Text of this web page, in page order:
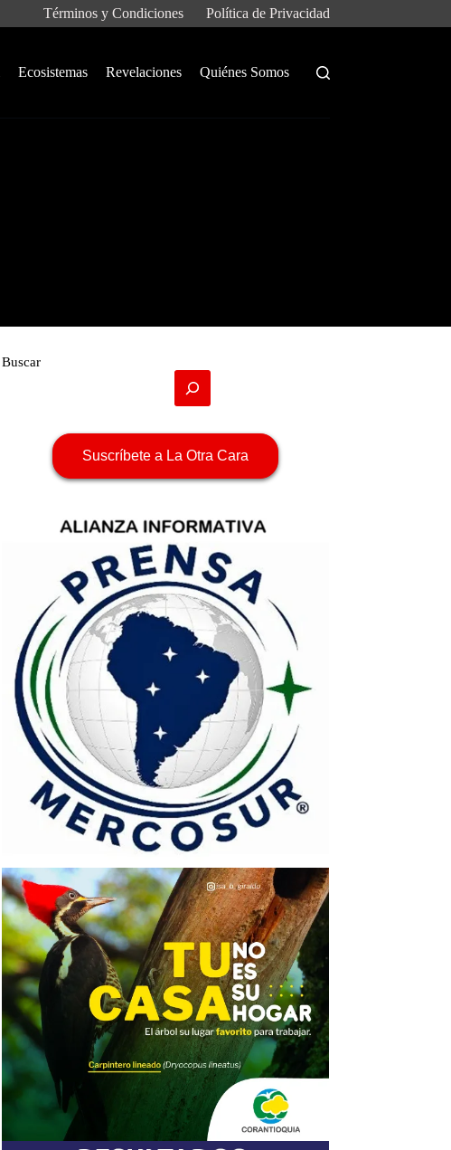
Términos y Condiciones Política de Privacidad
Ecosistemas Revelaciones Quiénes Somos
Buscar
Suscríbete a La Otra Cara